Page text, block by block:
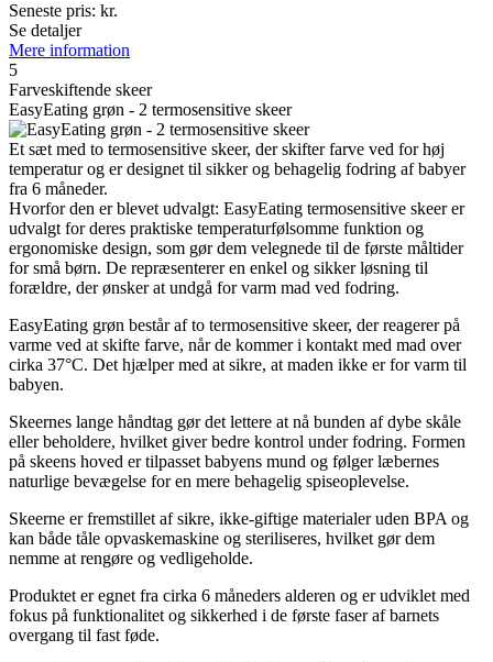
Seneste pris: kr.
Se detaljer
Mere information
5
Farveskiftende skeer
EasyEating grøn - 2 termosensitive skeer
Et sæt med to termosensitive skeer, der skifter farve ved for høj
temperatur og er designet til sikker og behagelig fodring af babyer
fra 6 måneder.
Hvorfor den er blevet udvalgt: EasyEating termosensitive skeer er
udvalgt for deres praktiske temperaturfølsomme funktion og
ergonomiske design, som gør dem velegnede til de første måltider
for små børn. De repræsenterer en enkel og sikker løsning til
forældre, der ønsker at undgå for varm mad ved fodring.
EasyEating grøn består af to termosensitive skeer, der reagerer på
varme ved at skifte farve, når de kommer i kontakt med mad over
cirka 37°C. Det hjælper med at sikre, at maden ikke er for varm til
babyen.
Skeernes lange håndtag gør det lettere at nå bunden af dybe skåle
eller beholdere, hvilket giver bedre kontrol under fodring. Formen
på skeens hoved er tilpasset babyens mund og følger læbernes
naturlige bevægelse for en mere behagelig spiseoplevelse.
Skeerne er fremstillet af sikre, ikke-giftige materialer uden BPA og
kan både tåle opvaskemaskine og steriliseres, hvilket gør dem
nemme at rengøre og vedligeholde.
Produktet er egnet fra cirka 6 måneders alderen og er udviklet med
fokus på funktionalitet og sikkerhed i de første faser af barnets
overgang til fast føde.